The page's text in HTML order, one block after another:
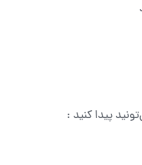
پیدا کنید :